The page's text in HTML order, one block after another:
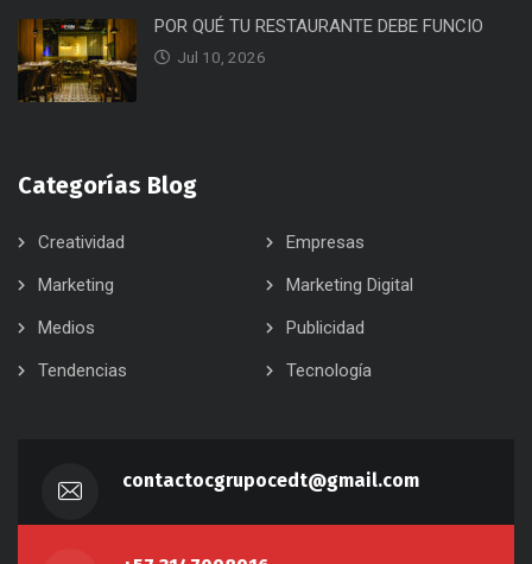
POR QUÉ TU RESTAURANTE DEBE FUNCIO
Jul 10, 2026
Categorías Blog
Creatividad
Empresas
Marketing
Marketing Digital
Medios
Publicidad
Tendencias
Tecnología
contactocgrupocedt@gmail.com